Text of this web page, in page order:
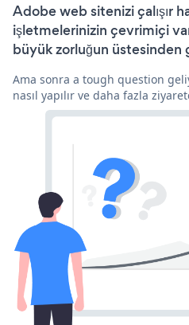
Adobe web sitenizi çalışır
işletmelerinizin çevrimiçi
büyük zorluğun üstesinden
Ama sonra a tough question
nasıl yapılır ve daha fazla